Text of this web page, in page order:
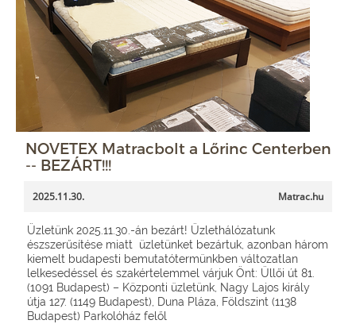
NOVETEX Matracbolt a Lőrinc Centerben
-- BEZÁRT!!!
2025.11.30. Matrac.hu
Üzletünk 2025.11.30.-án bezárt! Üzlethálózatunk
észszerűsítése miatt üzletünket bezártuk, azonban három
kiemelt budapesti bemutatótermünkben változatlan
lelkesedéssel és szakértelemmel várjuk Önt: Üllői út 81.
(1091 Budapest) – Központi üzletünk, Nagy Lajos király
útja 127. (1149 Budapest), Duna Pláza, Földszint (1138
Budapest) Parkolóház felől